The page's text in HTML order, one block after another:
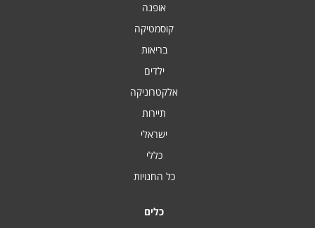
אופנה
קוסמטיקה
בריאות
ילדים
אלקטרוניקה
תיירות
ישראלי
כללי
כל החנויות
כלים